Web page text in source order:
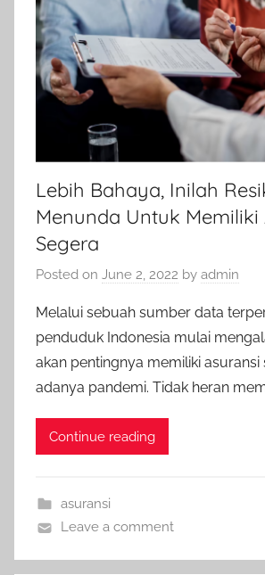
Lebih Bahaya, Inilah
Menunda Untuk Memiliki
Segera
Posted on June 2, 2022 by admin
Melalui sebuah sumber data
penduduk Indonesia mulai
akan pentingnya memiliki asuransi
adanya pandemi. Tidak heran
Continue reading
asuransi
Leave a comment